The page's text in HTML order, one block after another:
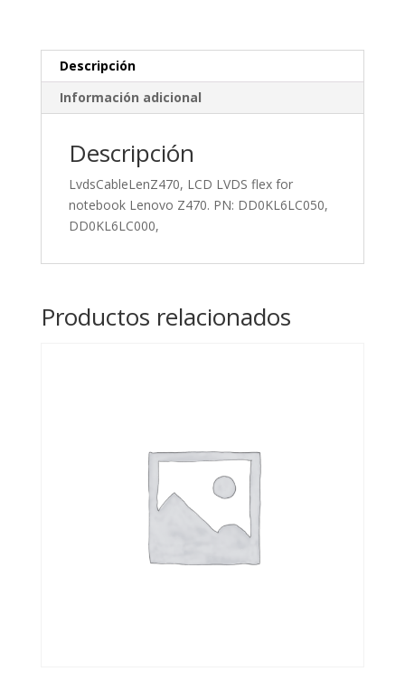
DD0KL6LC050,
DD0KL6LC000,
cantidad
Descripción
Información adicional
Descripción
LvdsCableLenZ470, LCD LVDS flex for
notebook Lenovo Z470. PN: DD0KL6LC050,
DD0KL6LC000,
Productos relacionados